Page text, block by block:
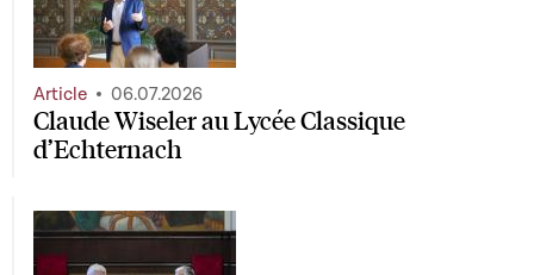
Claude Wiseler au Lycée Classique
d’Echternach
Article 06.07.2026